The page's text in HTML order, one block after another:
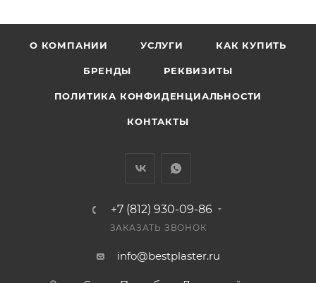
О КОМПАНИИ УСЛУГИ КАК КУПИТЬ
БРЕНДЫ РЕКВИЗИТЫ
ПОЛИТИКА КОНФИДЕНЦИАЛЬНОСТИ
КОНТАКТЫ
+7 (812) 930-09-86
ЗАКАЗАТЬ ЗВОНОК
info@bestplaster.ru